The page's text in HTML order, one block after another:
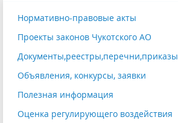
Нормативно-правовые акты
Проекты законов Чукотского АО
Документы,реестры,перечни,приказы
Объявления, конкурсы, заявки
Полезная информация
Оценка регулирующего воздействия